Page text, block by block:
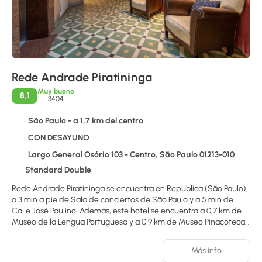
Rede Andrade Piratininga
8,1
Muy bueno
3404
São Paulo - a 1,7 km del centro
CON DESAYUNO
Largo General Osório 103 - Centro, São Paulo 01213-010
Standard Double
Rede Andrade Piratininga se encuentra en República (São Paulo),
a 3 min a pie de Sala de conciertos de São Paulo y a 5 min de
Calle José Paulino. Además, este hotel se encuentra a 0,7 km de
Museo de la Lengua Portuguesa y a 0,9 km de Museo Pinacoteca
Te sentirás como en tu propia casa en cualquiera de las 81
Más info